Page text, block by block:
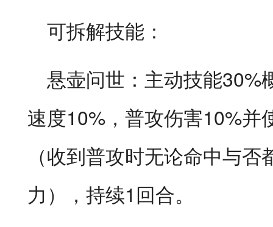
可拆解技能：
悬壶问世：主动技能30%
速度10%，普攻伤害10%并
（收到普攻时无论命中与
力），持续1回合。